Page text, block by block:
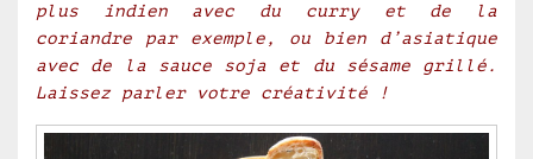
plus indien avec du curry et de la
coriandre par exemple, ou bien d’asiatique
avec de la sauce soja et du sésame grillé.
Laissez parler votre créativité !